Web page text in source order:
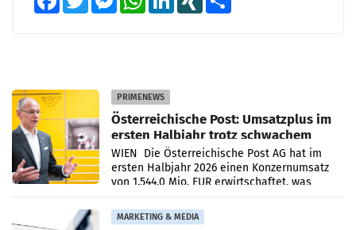
PRIMENEWS
Österreichische Post: Umsatzplus im
ersten Halbjahr trotz schwachem
Briefgeschäft
WIEN Die Österreichische Post AG hat im
ersten Halbjahr 2026 einen Konzernumsatz
von 1.544,0 Mio. EUR erwirtschaftet, was
einem Plus von 3,8 Prozent gegenüber dem
Vergleichszeitraum
MARKETING & MEDIA